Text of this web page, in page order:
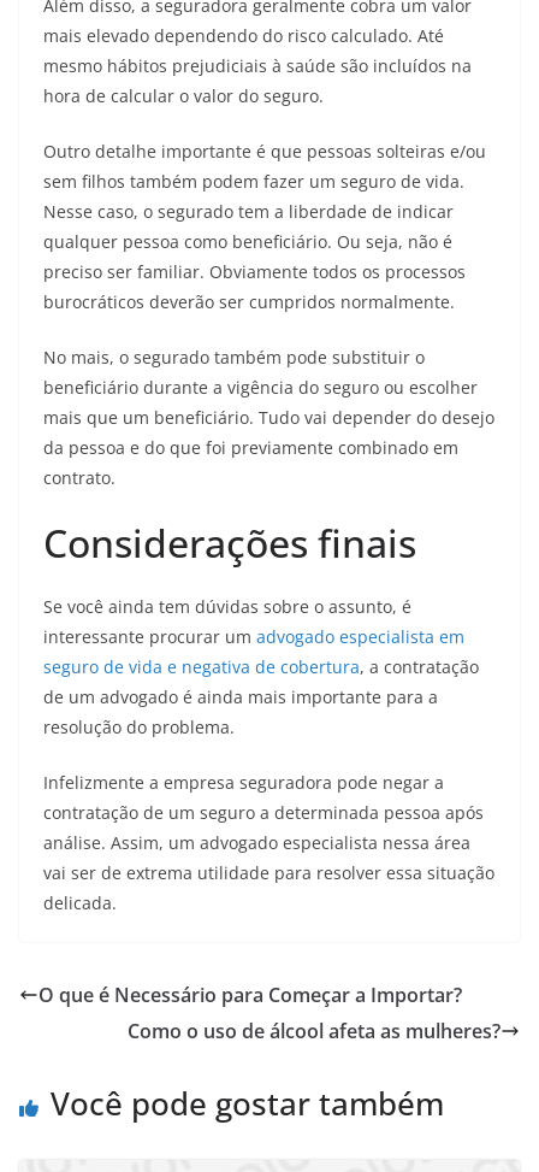
Além disso, a seguradora geralmente cobra um valor
mais elevado dependendo do risco calculado. Até
mesmo hábitos prejudiciais à saúde são incluídos na
hora de calcular o valor do seguro.
Outro detalhe importante é que pessoas solteiras e/ou
sem filhos também podem fazer um seguro de vida.
Nesse caso, o segurado tem a liberdade de indicar
qualquer pessoa como beneficiário. Ou seja, não é
preciso ser familiar. Obviamente todos os processos
burocráticos deverão ser cumpridos normalmente.
No mais, o segurado também pode substituir o
beneficiário durante a vigência do seguro ou escolher
mais que um beneficiário. Tudo vai depender do desejo
da pessoa e do que foi previamente combinado em
contrato.
Considerações finais
Se você ainda tem dúvidas sobre o assunto, é
interessante procurar um advogado especialista em
seguro de vida e negativa de cobertura, a contratação
de um advogado é ainda mais importante para a
resolução do problema.
Infelizmente a empresa seguradora pode negar a
contratação de um seguro a determinada pessoa após
análise. Assim, um advogado especialista nessa área
vai ser de extrema utilidade para resolver essa situação
delicada.
O que é Necessário para Começar a Importar?
Como o uso de álcool afeta as mulheres?
Você pode gostar também